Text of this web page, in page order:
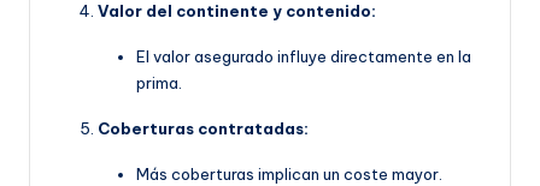
Valor del continente y contenido:
El valor asegurado influye directamente en la
prima.
Coberturas contratadas:
Más coberturas implican un coste mayor.